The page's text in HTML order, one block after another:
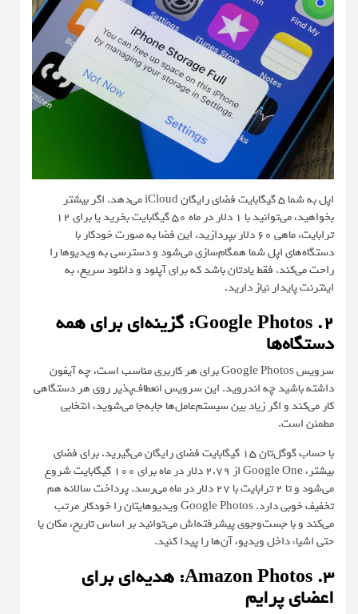
اپل به شما ۵ گیگابایت فضای رایگان iCloud می‌دهد. اگر بیشتر
بخواهید، می‌توانید با ۱ دلار در ماه ۵۰ گیگابایت بخرید یا برای ۱۲
ترابایت، ماهی ۶۰ دلار بپردازید. این فضا به صورت خودکار با
دستگاه‌های اپل شما همگام‌سازی می‌شود و دسترسی به ویدیوها را
راحت می‌کند. فقط یادتان باشد که برای آپلود و دانلود سریع، به
اینترنت پایدار نیاز دارید.
۲. Google Photos: گزینه‌ای برای همه
دستگاه‌ها
سرویس Google Photos برای هر کاربری مناسب است، چه آیفون
داشته باشید چه اندروید. این سرویس انعطاف‌پذیر روی هر دستگاهی
کار می‌کند و اگر زیاد بین سیستم‌عامل‌ها جابه‌جا می‌شوید، انتخابی
مطمئن است.
با حساب گوگل‌تان ۱۵ گیگابایت فضای رایگان می‌گیرید. برای فضای
بیشتر، Google One از ۲.۷۹ دلار در ماه برای ۱۰۰ گیگابایت شروع
می‌شود و تا ۲ ترابایت با ۲۷ دلار در ماه می‌رسد. پرداخت سالانه هم
تخفیف خوبی دارد. Google Photos ویدیوهایتان را خودکار مرتب
می‌کند و با جست‌وجوی پیشرفته‌اش می‌توانید بر اساس تاریخ، مکان یا
حتی اشیاء داخل ویدیو، آن‌ها را پیدا کنید.
۳. Amazon Photos: هدیه‌ای برای
اعضای پرایم